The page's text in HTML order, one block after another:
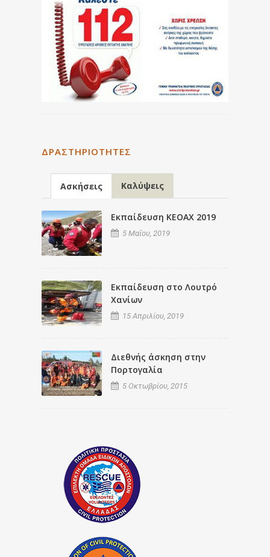
ΔΡΑΣΤΗΡΙΌΤΗΤΕΣ
Ασκήσεις Καλύψεις
Εκπαίδευση ΚΕΟΑΧ 2019
5 Μαΐου, 2019
Εκπαίδευση στο Λουτρό
Χανίων
15 Απριλίου, 2019
Διεθνής άσκηση στην
Πορτογαλία
5 Οκτωβρίου, 2015